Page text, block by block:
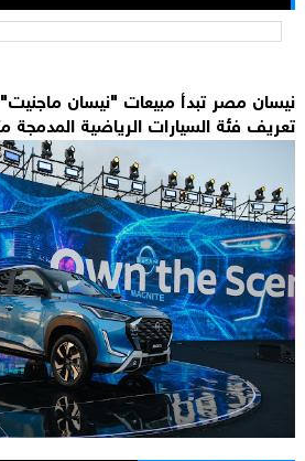
نيسان مصر تبدأ مبيعات "نيسان ماجنيت"
تعريف فئة السيارات الرياضية المدمجة